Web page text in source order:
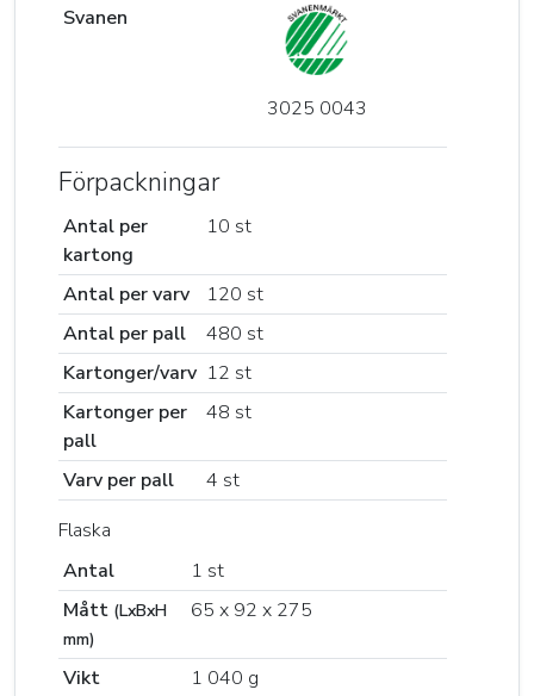
Svanen
3025 0043
Förpackningar
Antal per
kartong
10 st
Antal per varv
120 st
Antal per pall
480 st
Kartonger/varv 12 st
Kartonger per
pall
48 st
Varv per pall
4 st
Flaska
Antal
1 st
Mått (LxBxH
mm)
65 x 92 x 275
Vikt
1 040 g